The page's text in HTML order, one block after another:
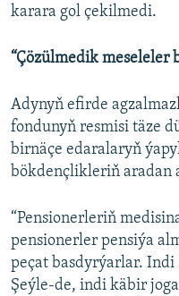
karara gol çekilmedi.
“Çözülmedik meseleler
Adynyň efirde
fondunyň resmisi täze
birnäçe edaralaryň
bökdençlikleriň aradan
“Pensionerleriň
pensionerler pensiýa
peçat basdyrýarlar. Indi
Şeýle-de, indi käbir